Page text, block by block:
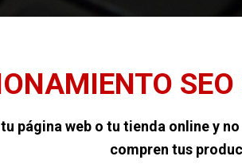
página web o tu tienda online y
compren tus